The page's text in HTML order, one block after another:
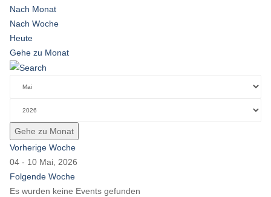
Nach Monat
Nach Woche
Heute
Gehe zu Monat
Gehe zu Monat
Vorherige Woche
04 - 10 Mai, 2026
Folgende Woche
Es wurden keine Events gefunden